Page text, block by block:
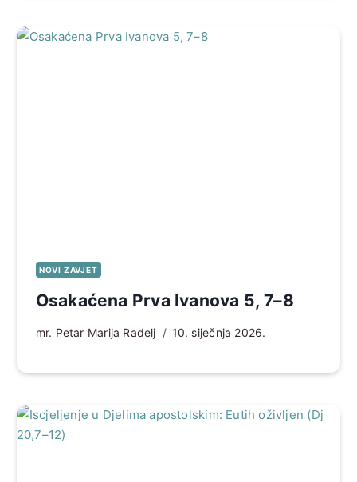
NOVI ZAVJET
Osakaćena Prva Ivanova 5, 7–8
mr. Petar Marija Radelj 10. siječnja 2026.